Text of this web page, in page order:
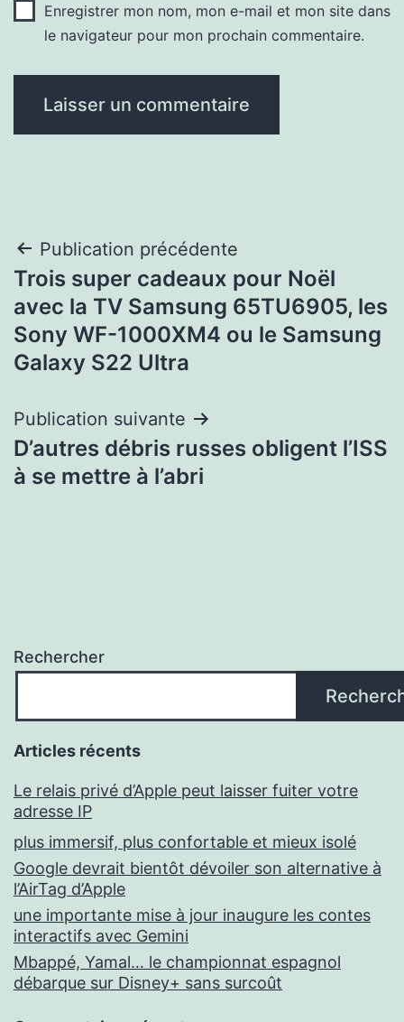
Enregistrer mon nom, mon e-mail et mon site dans
le navigateur pour mon prochain commentaire.
Navigation
de
l’article
Publication précédente
Trois super cadeaux pour Noël
avec la TV Samsung 65TU6905, les
Sony WF-1000XM4 ou le Samsung
Galaxy S22 Ultra
Publication suivante
D’autres débris russes obligent l’ISS
à se mettre à l’abri
Rechercher
Articles récents
Le relais privé d’Apple peut laisser fuiter votre
adresse IP
plus immersif, plus confortable et mieux isolé
Google devrait bientôt dévoiler son alternative à
l’AirTag d’Apple
une importante mise à jour inaugure les contes
interactifs avec Gemini
Mbappé, Yamal… le championnat espagnol
débarque sur Disney+ sans surcoût